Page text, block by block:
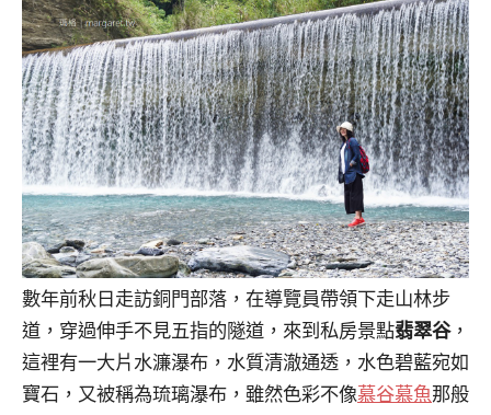
數年前秋日走訪銅門部落，在導覽員帶領下走山林步
道，穿過伸手不見五指的隧道，來到私房景點翡翠谷，
這裡有一大片水濂瀑布，水質清澈通透，水色碧藍宛如
寶石，又被稱為琉璃瀑布，雖然色彩不像慕谷慕魚那般